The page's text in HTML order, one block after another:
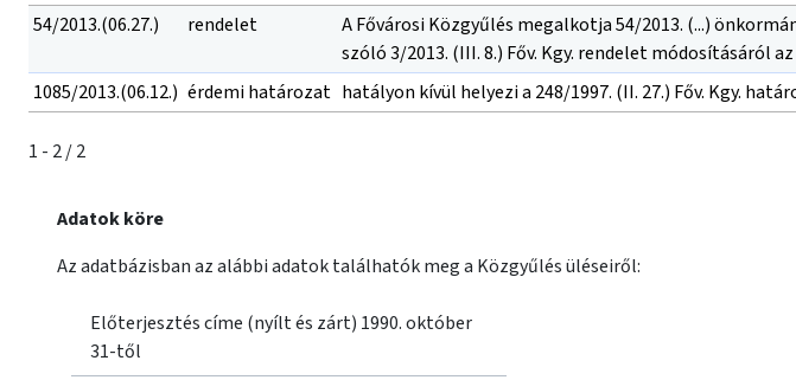
54/2013.(06.27.)
rendelet
A Fővárosi Közgyűlés megalkotja 54/2013. (...)
szóló 3/2013. (III. 8.) Főv. Kgy. rendelet
1085/2013.(06.12.) érdemi határozat hatályon kívül helyezi a 248/1997. (II. 27.) Főv. Kgy.
1 - 2 / 2
Adatok köre
Az adatbázisban az alábbi adatok találhatók meg a Közgyűlés üléseiről:
Előterjesztés címe (nyílt és zárt) 1990. október
31-től